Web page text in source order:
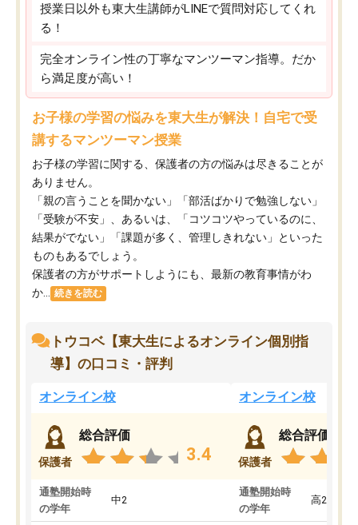
授業日以外も東大生講師がLINEで質問対応してくれ
る！
完全オンライン性の丁寧なマンツーマン指導。だか
ら満足度が高い！
お子様の学習の悩みを東大生が解決！自宅で受
講するマンツーマン授業
お子様の学習に関する、保護者の方の悩みは尽きることが
ありません。
「親の言うことを聞かない」「部活ばかりで勉強しない」
「受験が不安」、あるいは、「コツコツやっているのに、
結果がでない」「課題が多く、管理しきれない」といった
ものもあるでしょう。
保護者の方がサポートしようにも、最新の教育事情がわ
か...
続きを読む
トウコベ【東大生によるオンライン個別指
導】の口コミ・評判
オンライン校
保護者
総合評価
3.4
通塾開始時
の学年
中2
オンライン校
保護者
総合評価
通塾開始時
の学年
高2